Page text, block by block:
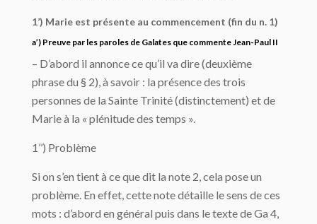
1’) Marie est présente au commencement (fin du n. 1)
a’) Preuve par les paroles de Galates que commente Jean-Paul II
– D’abord il annonce ce qu’il va dire (deuxième
phrase du § 2), à savoir : la présence des trois
personnes de la Sainte Trinité (distinctement) et de
Marie à la « plénitude des temps ».
1’’) Problème
Si on s’en tient à ce que dit la note 2, cela pose un
problème. En effet, cette note détaille le sens de ces
mots : d’abord en général puis dans le texte de Ga 4,